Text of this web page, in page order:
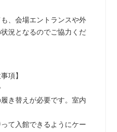
、会場エントランスや外
況となるのでご協力くだ
事項】
き替えが必要です。室内
て入館できるようにケー